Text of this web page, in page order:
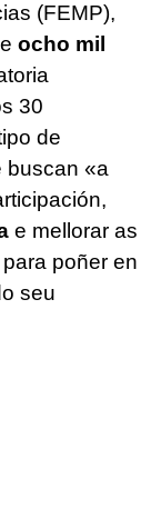
(FEMP),
ocho mil
30
de
buscan «a
e mellorar as
poñer en
seu